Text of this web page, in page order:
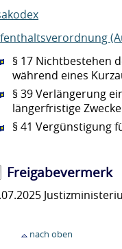
§ 17 Nichtbestehen
während eines
§ 39 Verlängerung
längerfristige Zwecke
§ 41 Vergünstigung
Freigabevermerk
nach oben